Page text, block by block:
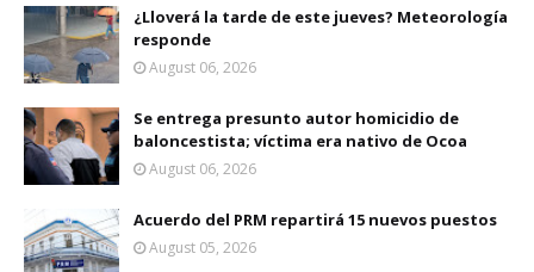
¿Lloverá la tarde de este jueves? Meteorología
responde
August 06, 2026
Se entrega presunto autor homicidio de
baloncestista; víctima era nativo de Ocoa
August 06, 2026
Acuerdo del PRM repartirá 15 nuevos puestos
August 05, 2026